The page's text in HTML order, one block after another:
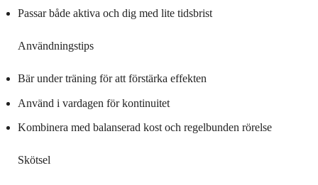
Passar både aktiva och dig med lite tidsbrist
Användningstips
Bär under träning för att förstärka effekten
Använd i vardagen för kontinuitet
Kombinera med balanserad kost och regelbunden rörelse
Skötsel